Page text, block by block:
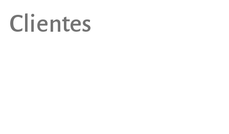
Clientes